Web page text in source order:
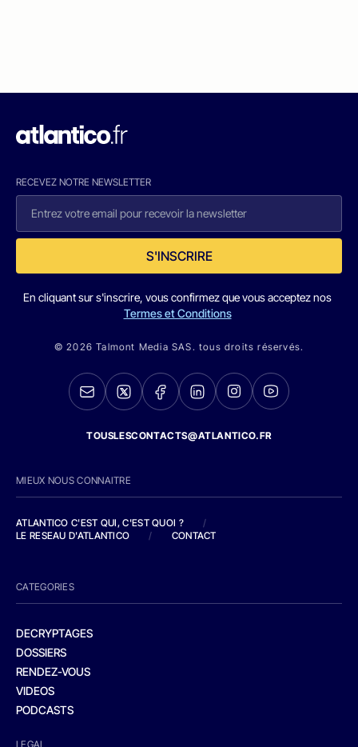
RECEVEZ NOTRE NEWSLETTER
S'INSCRIRE
En cliquant sur s'inscrire, vous confirmez que vous acceptez nos
Termes et Conditions
© 2026 Talmont Media SAS. tous droits réservés.
TOUSLESCONTACTS@ATLANTICO.FR
MIEUX NOUS CONNAITRE
ATLANTICO C'EST QUI, C'EST QUOI ?
/
LE RESEAU D'ATLANTICO
/ CONTACT
CATEGORIES
DECRYPTAGES
DOSSIERS
RENDEZ-VOUS
VIDEOS
PODCASTS
LEGAL